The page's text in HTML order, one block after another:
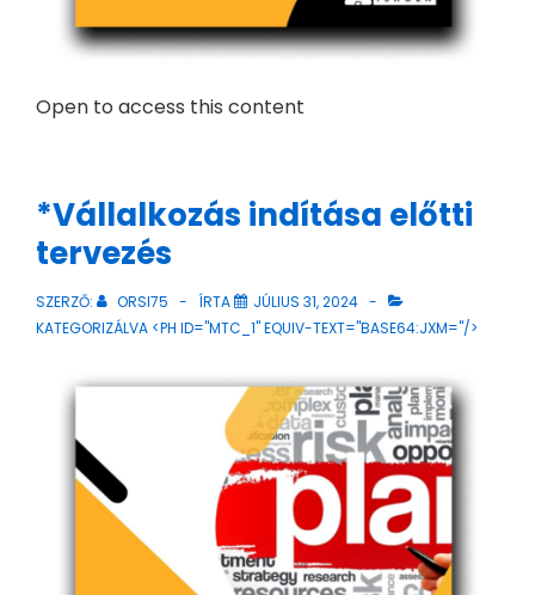
Open to access this content
*Vállalkozás indítása előtti
tervezés
SZERZŐ: ORSI75 ÍRTA
JÚLIUS 31, 2024
KATEGORIZÁLVA <PH ID="MTC_1" EQUIV-TEXT="BASE64:JXM="/>